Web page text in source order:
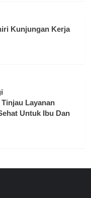
Kunjungan Kerja
Layanan
Untuk Ibu Dan